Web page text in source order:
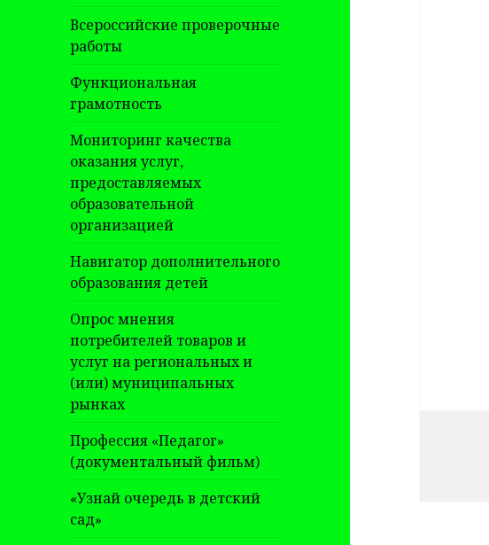
Всероссийские проверочные
работы
Функциональная
грамотность
Мониторинг качества
оказания услуг,
предоставляемых
образовательной
организацией
Навигатор дополнительного
образования детей
Опрос мнения
потребителей товаров и
услуг на региональных и
(или) муниципальных
рынках
Профессия «Педагог»
(документальный фильм)
«Узнай очередь в детский
сад»